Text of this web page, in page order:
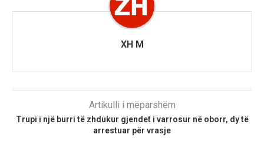
XH M
Artikulli i mëparshëm
Trupi i një burri të zhdukur gjendet i varrosur në oborr, dy të
arrestuar për vrasje